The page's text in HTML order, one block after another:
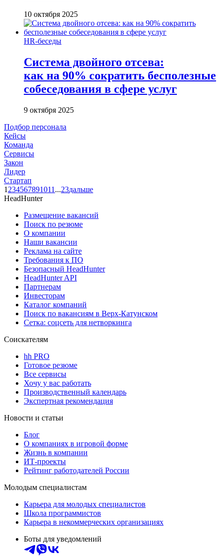
10 октября 2025
HR-беседы
Система двойного отсева:
как на 90% сократить бесполезные
собеседования в сфере услуг
9 октября 2025
Подбор персонала
Кейсы
Команда
Сервисы
Закон
Лидер
Стартап
1 234567891011 ...23дальше
HeadHunter
Размещение вакансий
Поиск по резюме
О компании
Наши вакансии
Реклама на сайте
Требования к ПО
Безопасный HeadHunter
HeadHunter API
Партнерам
Инвесторам
Каталог компаний
Поиск по вакансиям в Верх-Катунском
Сетка: соцсеть для нетворкинга
Соискателям
hh PRO
Готовое резюме
Все сервисы
Хочу у вас работать
Производственный календарь
Экспертная рекомендация
Новости и статьи
Блог
О компаниях в игровой форме
Жизнь в компании
ИТ-проекты
Рейтинг работодателей России
Молодым специалистам
Карьера для молодых специалистов
Школа программистов
Карьера в некоммерческих организациях
Боты для уведомлений